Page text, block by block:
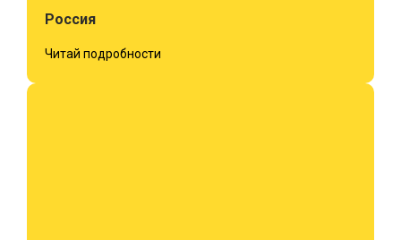
Россия
Читай подробности